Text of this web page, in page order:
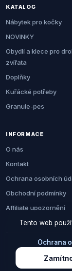
KATALOG
Nábytek pro kočky
NOVINKY
Obydlí a klece pro
zvířata
Doplňky
Kuřácké potřeby
Granule-pes
INFORMACE
O nás
Kontakt
Ochrana osobních
Obchodní podmínky
Affiliate upozornění
© 2026
Za nákup přes
Tento web
Ochrana